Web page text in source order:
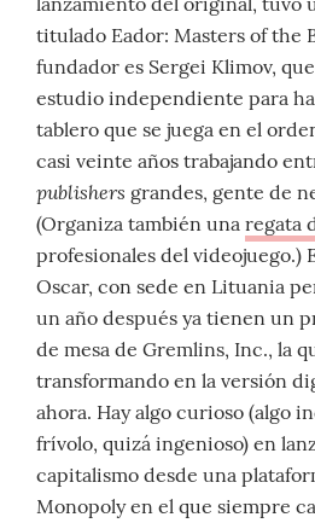
titulado Eador: Masters of the
fundador es Sergei Klimov,
estudio independiente para
tablero que se juega en el
casi veinte años trabajando
publishers grandes, gente de
(Organiza también una regata
profesionales del videojuego.)
Oscar, con sede en Lituania
un año después ya tienen un
de mesa de Gremlins, Inc., la
transformando en la versión
ahora. Hay algo curioso (algo
frívolo, quizá ingenioso) en
capitalismo desde una
Monopoly en el que siempre